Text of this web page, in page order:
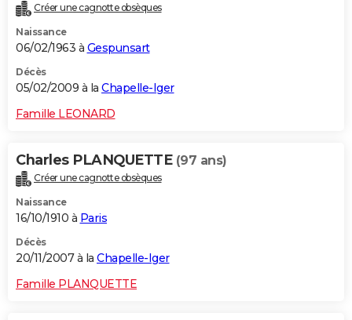
Créer une cagnotte obsèques
Naissance
06/02/1963 à Gespunsart
Décès
05/02/2009 à la Chapelle-Iger
Famille LEONARD
Charles PLANQUETTE (97 ans)
Créer une cagnotte obsèques
Naissance
16/10/1910 à Paris
Décès
20/11/2007 à la Chapelle-Iger
Famille PLANQUETTE